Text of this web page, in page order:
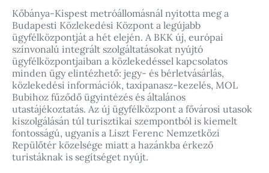
Kőbánya-Kispest metróállomásnál nyitotta meg a
Budapesti Közlekedési Központ a legújabb
ügyfélközpontját a hét elején. A BKK új, európai
színvonalú integrált szolgáltatásokat nyújtó
ügyfélközpontjaiban a közlekedéssel kapcsolatos
minden ügy elintézhető: jegy- és bérletvásárlás,
közlekedési információk, taxipanasz-kezelés, MOL
Bubihoz fűződő ügyintézés és általános
utastájékoztatás. Az új ügyfélközpont a fővárosi utasok
kiszolgálásán túl turisztikai szempontból is kiemelt
fontosságú, ugyanis a Liszt Ferenc Nemzetközi
Repülőtér közelsége miatt a hazánkba érkező
turistáknak is segítséget nyújt.